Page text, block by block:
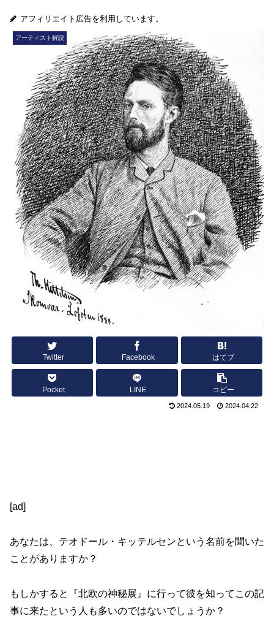
アフィリエイト広告を利用しています。
アーティスト解説
Twitter Facebook はてブ
Pocket LINE コピー
2024.05.19 2024.04.22
[ad]
あなたは、テオドール・キッテルセンという名前を聞いた
ことがありますか？
もしかすると『北欧の神秘展』に行って彼を知ってこの記
事に来たという人も多いのではないでしょうか？